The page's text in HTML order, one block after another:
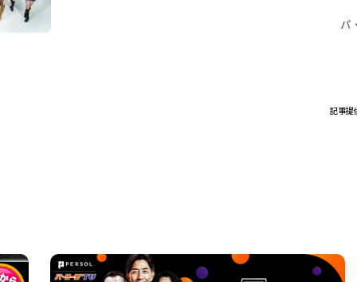
パ
記事提